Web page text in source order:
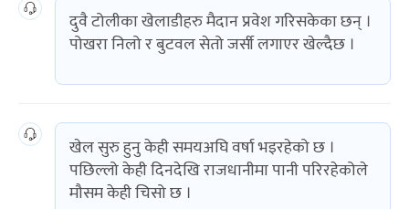
दुवै टोलीका खेलाडीहरु मैदान प्रवेश गरिसकेका छन् ।
पोखरा निलो र बुटवल सेतो जर्सी लगाएर खेल्दैछ ।
खेल सुरु हुनु केही समयअघि वर्षा भइरहेको छ ।
पछिल्लो केही दिनदेखि राजधानीमा पानी परिरहेकोले
मौसम केही चिसो छ ।